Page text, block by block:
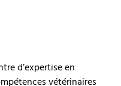
d’expertise en
vétérinaires